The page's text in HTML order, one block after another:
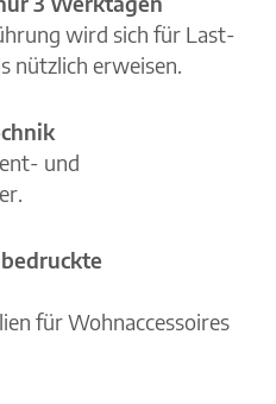
wird sich für Last-
nützlich erweisen.
und
für Wohnaccessoires